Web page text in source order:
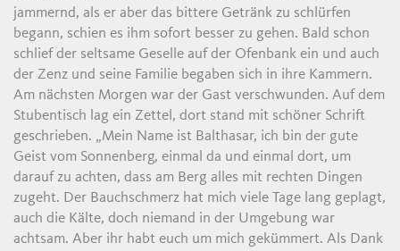
jammernd, als er aber das bittere Getränk zu schlürfen
begann, schien es ihm sofort besser zu gehen. Bald schon
schlief der seltsame Geselle auf der Ofenbank ein und auch
der Zenz und seine Familie begaben sich in ihre Kammern.
Am nächsten Morgen war der Gast verschwunden. Auf dem
Stubentisch lag ein Zettel, dort stand mit schöner Schrift
geschrieben. „Mein Name ist Balthasar, ich bin der gute
Geist vom Sonnenberg, einmal da und einmal dort, um
darauf zu achten, dass am Berg alles mit rechten Dingen
zugeht. Der Bauchschmerz hat mich viele Tage lang geplagt,
auch die Kälte, doch niemand in der Umgebung war
achtsam. Aber ihr habt euch um mich gekümmert. Als Dank